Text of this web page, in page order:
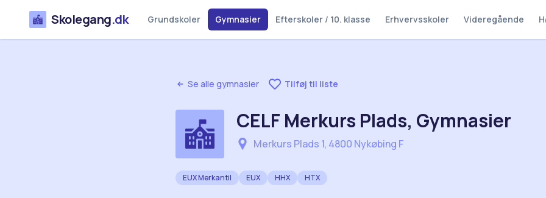
Skolegang.dk Grundskoler Gymnasier Efterskoler / 10. klasse Erhvervsskoler Videregående
Se alle gymnasier Tilføj til liste
CELF Merkurs Plads, Gymnasier
Merkurs Plads 1, 4800 Nykøbing F
EUX Merkantil EUX HHX HTX